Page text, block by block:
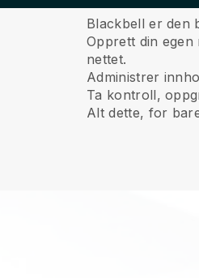
Blackbell er den
Opprett din egen
nettet.
Administrer
Ta kontroll,
Alt dette, for